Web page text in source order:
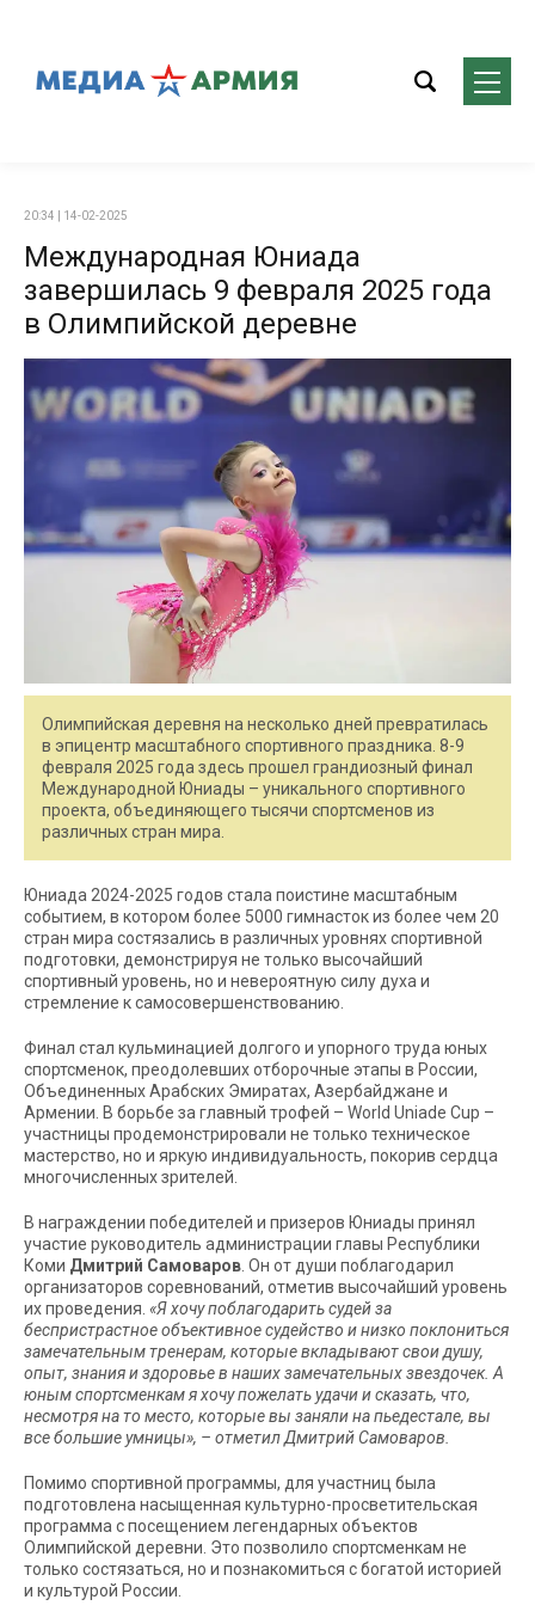
20:34 | 14-02-2025
Международная Юниада
завершилась 9 февраля 2025 года
в Олимпийской деревне
Олимпийская деревня на несколько дней превратилась
в эпицентр масштабного спортивного праздника. 8-9
февраля 2025 года здесь прошел грандиозный финал
Международной Юниады – уникального спортивного
проекта, объединяющего тысячи спортсменов из
различных стран мира.
Юниада 2024-2025 годов стала поистине масштабным
событием, в котором более 5000 гимнасток из более чем 20
стран мира состязались в различных уровнях спортивной
подготовки, демонстрируя не только высочайший
спортивный уровень, но и невероятную силу духа и
стремление к самосовершенствованию.
Финал стал кульминацией долгого и упорного труда юных
спортсменок, преодолевших отборочные этапы в России,
Объединенных Арабских Эмиратах, Азербайджане и
Армении. В борьбе за главный трофей – World Uniade Cup –
участницы продемонстрировали не только техническое
мастерство, но и яркую индивидуальность, покорив сердца
многочисленных зрителей.
В награждении победителей и призеров Юниады принял
участие руководитель администрации главы Республики
Коми Дмитрий Самоваров . Он от души поблагодарил
организаторов соревнований, отметив высочайший уровень
их проведения. «Я хочу поблагодарить судей за
беспристрастное объективное судейство и низко поклониться
замечательным тренерам, которые вкладывают свои душу,
опыт, знания и здоровье в наших замечательных звездочек. А
юным спортсменкам я хочу пожелать удачи и сказать, что,
несмотря на то место, которые вы заняли на пьедестале, вы
все большие умницы», – отметил Дмитрий Самоваров.
Помимо спортивной программы, для участниц была
подготовлена насыщенная культурно-просветительская
программа с посещением легендарных объектов
Олимпийской деревни. Это позволило спортсменкам не
только состязаться, но и познакомиться с богатой историей
и культурой России.